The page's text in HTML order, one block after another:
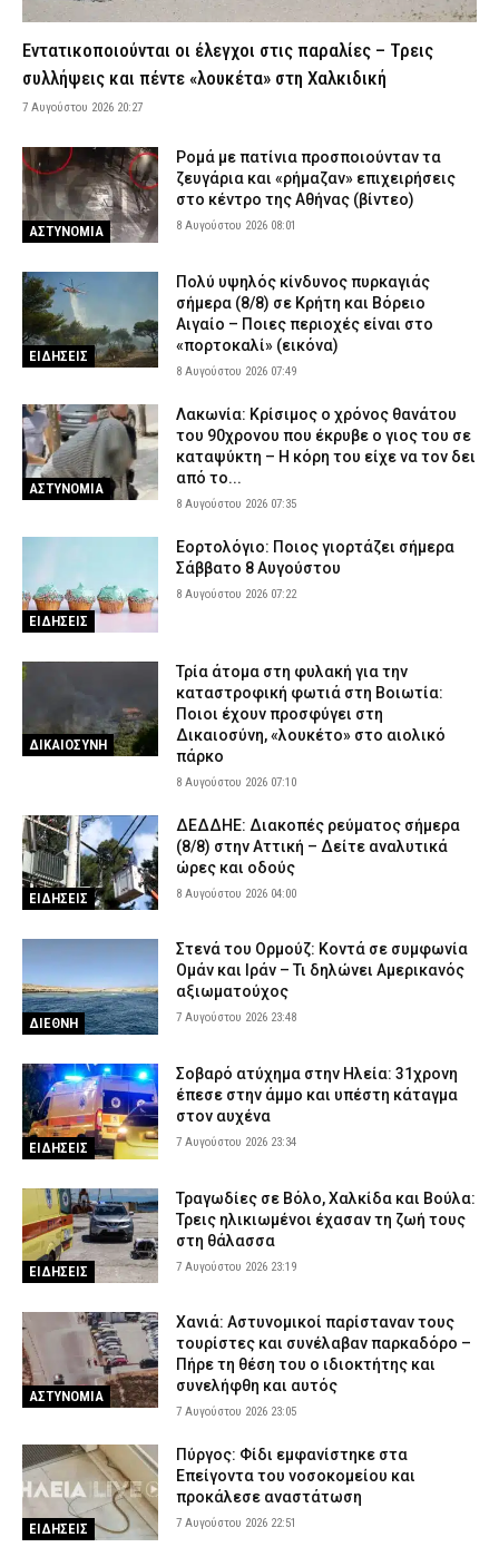
Άρειος Πάγος: Δεν ανασύρεται η υπόθεση των υποκλοπών από
το αρχείο
ΔΙΚΑΙΟΣΥΝΗ 7 Αυγούστου 2026 18:40
Συνελήφθησαν τέσσερις διακινητές μεταναστών σε Έβρο και
ΑΣΤΥΝΟΜΙΑ 7 Αυγούστου 2026 18:27
Πυρκαγιά στην Ερμακιά Κοζάνης – Στη μάχη εναέρια και επίγεια
μέσα
Έφυγε από τη ζωή η δημοσιογράφος Χριστίνα Πιτουρά
ΕΙΔΗΣΕΙΣ 7 Αυγούστου 2026 18:02
Άνω Λιόσια: Προφυλακίστηκαν οι δύο άνδρες για τον θάνατο
ηλικιωμένου που εντοπίστηκε εγκαταλελειμμένος
ΔΙΚΑΙΟΣΥΝΗ 7 Αυγούστου 2026 17:50
Κόρινθος: Αυτοκίνητο παρέσυρε γυναίκα στο κέντρο της πόλης
– Μεταφέρθηκε στο νοσοκομείο
ΕΙΔΗΣΕΙΣ 7 Αυγούστου 2026 17:37
εμβόλισαν και εξαφανίστηκαν πριν φτάσει η Αστυνομία (βίντεο)
ΑΣΤΥΝΟΜΙΑ 7 Αυγούστου 2026 17:25
Εντατικοποιούνται οι έλεγχοι στις παραλίες – Τρεις
συλλήψεις και πέντε «λουκέτα» στη Χαλκιδική
7 Αυγούστου 2026 20:27
ΑΣΤΥΝΟΜΙΑ
Ρομά με πατίνια προσποιούνταν τα
ζευγάρια και «ρήμαζαν» επιχειρήσεις
στο κέντρο της Αθήνας (βίντεο)
8 Αυγούστου 2026 08:01
ΕΙΔΗΣΕΙΣ
Πολύ υψηλός κίνδυνος πυρκαγιάς
σήμερα (8/8) σε Κρήτη και Βόρειο
Αιγαίο – Ποιες περιοχές είναι στο
«πορτοκαλί» (εικόνα)
8 Αυγούστου 2026 07:49
ΑΣΤΥΝΟΜΙΑ
Λακωνία: Κρίσιμος ο χρόνος θανάτου
του 90χρονου που έκρυβε ο γιος του σε
καταψύκτη – Η κόρη του είχε να τον δει
από το...
8 Αυγούστου 2026 07:35
ΕΙΔΗΣΕΙΣ
Εορτολόγιο: Ποιος γιορτάζει σήμερα
Σάββατο 8 Αυγούστου
8 Αυγούστου 2026 07:22
ΔΙΚΑΙΟΣΥΝΗ
Τρία άτομα στη φυλακή για την
καταστροφική φωτιά στη Βοιωτία:
Ποιοι έχουν προσφύγει στη
Δικαιοσύνη, «λουκέτο» στο αιολικό
πάρκο
8 Αυγούστου 2026 07:10
ΕΙΔΗΣΕΙΣ
ΔΕΔΔΗΕ: Διακοπές ρεύματος σήμερα
(8/8) στην Αττική – Δείτε αναλυτικά
ώρες και οδούς
8 Αυγούστου 2026 04:00
ΔΙΕΘΝΗ
Στενά του Ορμούζ: Κοντά σε συμφωνία
Ομάν και Ιράν – Τι δηλώνει Αμερικανός
αξιωματούχος
7 Αυγούστου 2026 23:48
ΕΙΔΗΣΕΙΣ
Σοβαρό ατύχημα στην Ηλεία: 31χρονη
έπεσε στην άμμο και υπέστη κάταγμα
στον αυχένα
7 Αυγούστου 2026 23:34
ΕΙΔΗΣΕΙΣ
Τραγωδίες σε Βόλο, Χαλκίδα και Βούλα:
Τρεις ηλικιωμένοι έχασαν τη ζωή τους
στη θάλασσα
7 Αυγούστου 2026 23:19
ΑΣΤΥΝΟΜΙΑ
Χανιά: Αστυνομικοί παρίσταναν τους
τουρίστες και συνέλαβαν παρκαδόρο –
Πήρε τη θέση του ο ιδιοκτήτης και
συνελήφθη και αυτός
7 Αυγούστου 2026 23:05
ΕΙΔΗΣΕΙΣ
Πύργος: Φίδι εμφανίστηκε στα
Επείγοντα του νοσοκομείου και
προκάλεσε αναστάτωση
7 Αυγούστου 2026 22:51